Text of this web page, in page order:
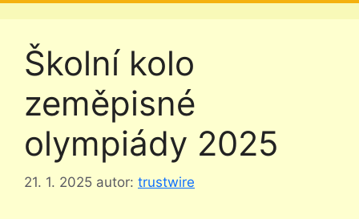
Školní kolo
zeměpisné
olympiády 2025
21. 1. 2025 autor: trustwire